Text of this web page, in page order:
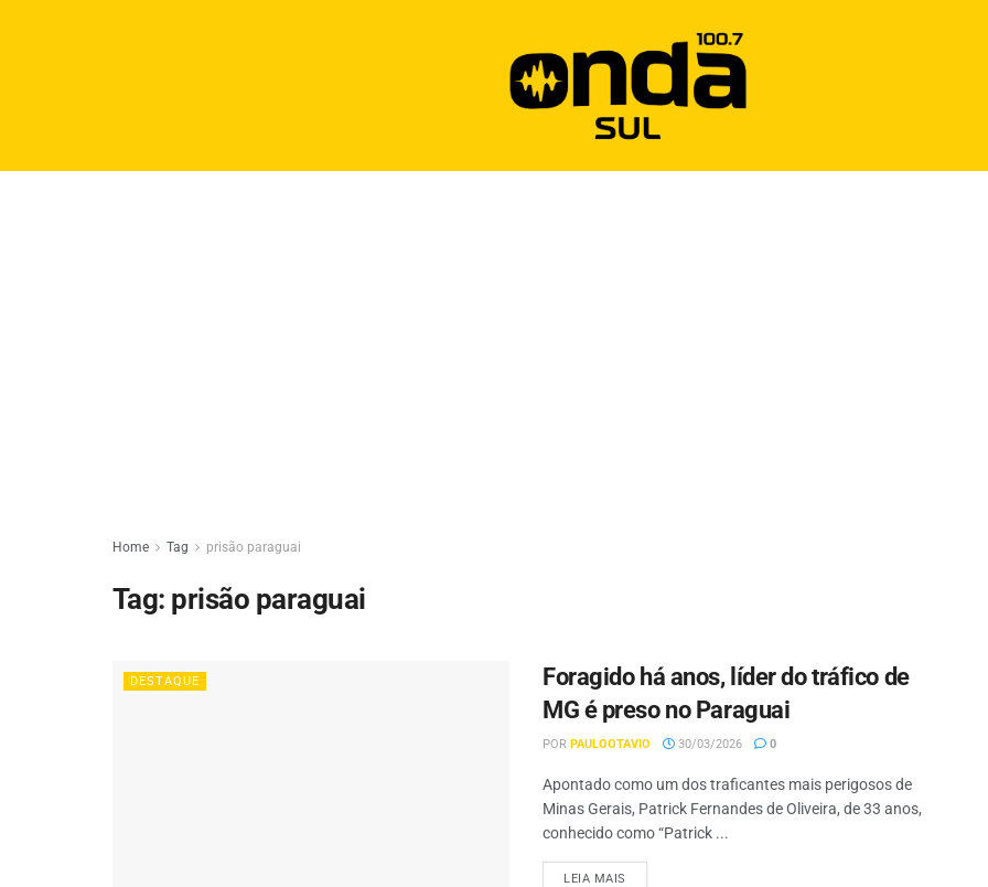
Home Tag prisão paraguai
Tag: prisão paraguai
DESTAQUE
Foragido há anos, líder do tráfico de
MG é preso no Paraguai
POR PAULOOTAVIO 30/03/2026 0
Apontado como um dos traficantes mais perigosos de
Minas Gerais, Patrick Fernandes de Oliveira, de 33 anos,
conhecido como “Patrick ...
LEIA MAIS